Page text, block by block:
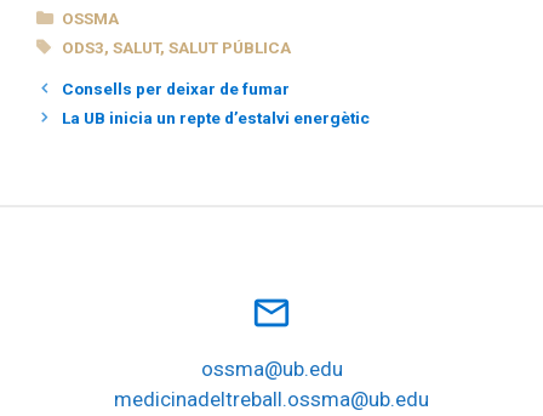
CATEGORIES
OSSMA
ETIQUETES
ODS3,SALUT,SALUT PÚBLICA
Consells per deixar de fumar
La UB inicia un repte d’estalvi energètic
mail_outline
ossma@ub.edu
medicinadeltreball.ossma@ub.edu